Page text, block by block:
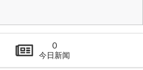
0
今日新闻